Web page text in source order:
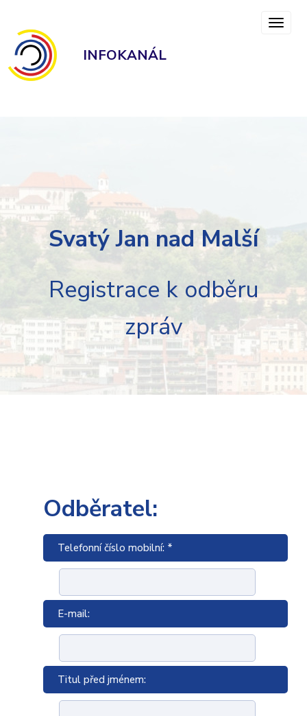
INFOKANÁL
Svatý Jan nad Malší
Registrace k odběru
zpráv
Odběratel:
Telefonní číslo mobilní: *
E-mail:
Titul před jménem: